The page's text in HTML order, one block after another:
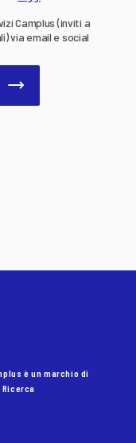
Camplus (inviti a
via email e social
è un marchio di
Ricerca